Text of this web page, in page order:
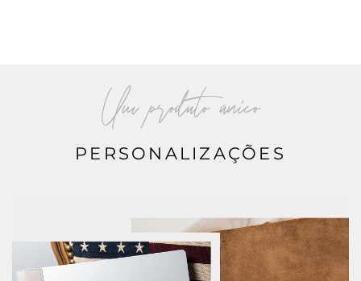
Um produto único
PERSONALIZAÇÕES